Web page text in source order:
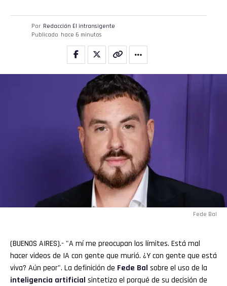
Por Redacción El intransigente
Publicado hace 6 minutos
Fede Bal
(BUENOS AIRES).- "A mí me preocupan los límites. Está mal
hacer videos de IA con gente que murió. ¿Y con gente que está
viva? Aún peor". La definición de Fede Bal sobre el uso de la
inteligencia artificial sintetiza el porqué de su decisión de